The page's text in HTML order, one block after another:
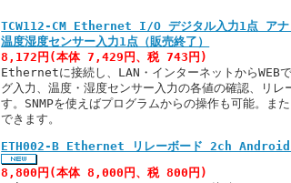
TCW112-CM Ethernet I/O デジタル入力1点 アナ
温度湿度センサー入力1点（販売終了）
8,172円(本体 7,429円、税 743円)
Ethernetに接続し、LAN・インターネットからWEB
グ入力、温度・湿度センサー入力の各値の確認、リレ
す。SNMPを使えばプログラムからの操作も可能。ま
できます。
ETH002-B Ethernet リレーボード 2ch
8,800円(本体 8,000円、税 800円)